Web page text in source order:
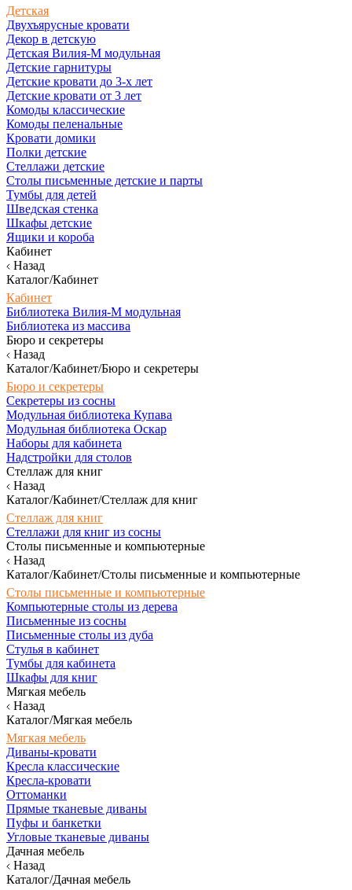
Детская
Двухъярусные кровати
Декор в детскую
Детская Вилия-М модульная
Детские гарнитуры
Детские кровати до 3-х лет
Детские кровати от 3 лет
Комоды классические
Комоды пеленальные
Кровати домики
Полки детские
Стеллажи детские
Столы письменные детские и парты
Тумбы для детей
Шведская стенка
Шкафы детские
Ящики и короба
Кабинет
Назад
Каталог/Кабинет
Кабинет
Библиотека Вилия-М модульная
Библиотека из массива
Бюро и секретеры
Назад
Каталог/Кабинет/Бюро и секретеры
Бюро и секретеры
Секретеры из сосны
Модульная библиотека Купава
Модульная библиотека Оскар
Наборы для кабинета
Надстройки для столов
Стеллаж для книг
Назад
Каталог/Кабинет/Стеллаж для книг
Стеллаж для книг
Стеллажи для книг из сосны
Столы письменные и компьютерные
Назад
Каталог/Кабинет/Столы письменные и компьютерные
Столы письменные и компьютерные
Компьютерные столы из дерева
Письменные из сосны
Письменные столы из дуба
Стулья в кабинет
Тумбы для кабинета
Шкафы для книг
Мягкая мебель
Назад
Каталог/Мягкая мебель
Мягкая мебель
Диваны-кровати
Кресла классические
Кресла-кровати
Оттоманки
Прямые тканевые диваны
Пуфы и банкетки
Угловые тканевые диваны
Дачная мебель
Назад
Каталог/Дачная мебель